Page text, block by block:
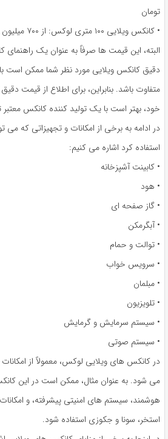
تومان
• کانکس ویلایی ۱۰۰ متری لوکس: از ۷۰۰ میلیون تومان تا ۸۰۰ میلیون تومان
البته، این قیمت ها صرفاً به عنوان یک راهنمای
دقیق کانکس ویلایی مورد نظر شما ممکن است
متفاوت باشد. بنابراین، برای اطلاع از قیمت
خود، بهتر است با یک تولید کننده کانکس
در ادامه به برخی از امکانات و تجهیزاتی که
استفاده کرد اشاره می کنیم:
• کابینت آشپزخانه
• هود
• گاز صفحه ای
• آبگرمکن
• توالت و حمام
• سرویس خواب
• مبلمان
• تلویزیون
• سیستم سرمایش و گرمایش
• سیستم صوتی
در کانکس های ویلایی لوکس، معمولاً از
می شود. به عنوان مثال، ممکن است در این
هوشمند، سیستم های امنیتی پیشرفته، و
استخر، سونا و جکوزی استفاده شود.